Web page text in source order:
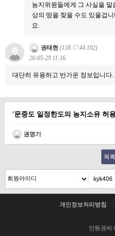
농지위원들에게 그 사실을
상의 땅을 찾을 수도 있을겁
요.
권태현 (118.♡.44.102)
20-05-29 11:16
대단히 유용하고 반가운 정보입니다.
'문중도 일정한도의 농지소유 허
권영기
목록
개인정보처리방침
안동권씨